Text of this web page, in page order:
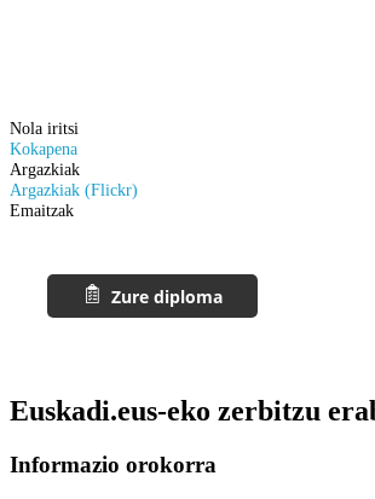
Nola iritsi
Kokapena
Argazkiak
Argazkiak (Flickr)
Emaitzak
Euskadi.eus-eko zerbitzu
Informazio orokorra